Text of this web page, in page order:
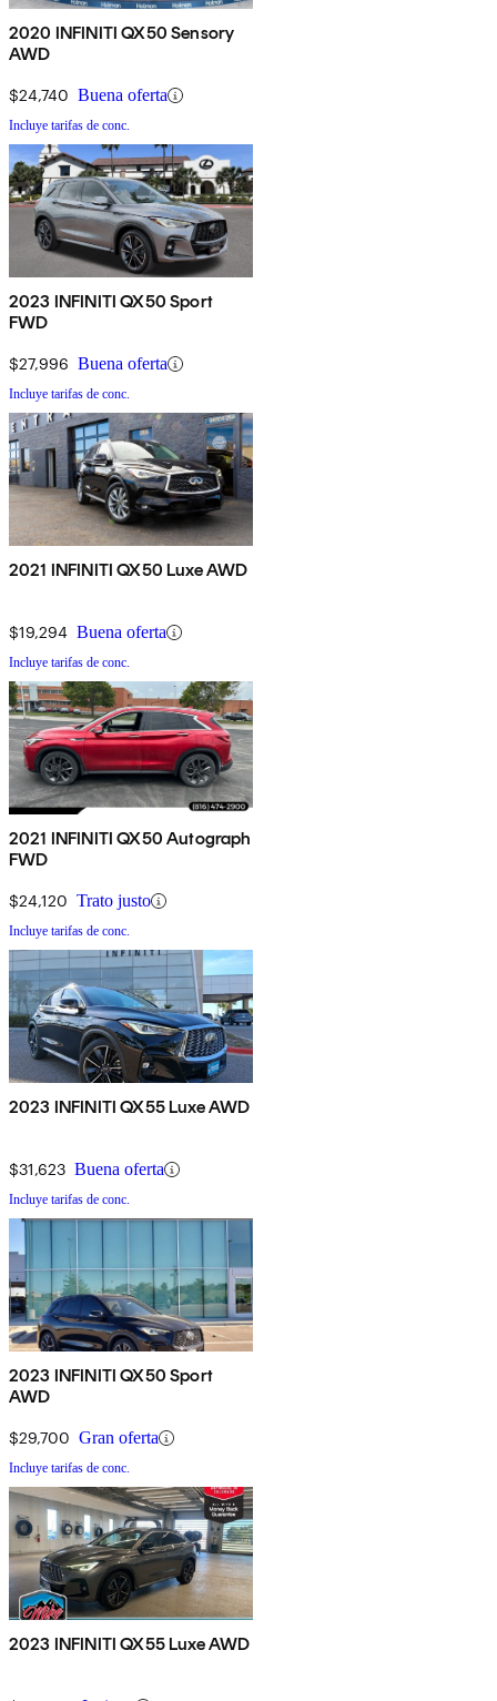
2020 INFINITI QX50 Sensory
AWD
$24,740 Buena oferta
Incluye tarifas de conc.
2023 INFINITI QX50 Sport
FWD
$27,996 Buena oferta
Incluye tarifas de conc.
2021 INFINITI QX50 Luxe AWD
$19,294 Buena oferta
Incluye tarifas de conc.
2021 INFINITI QX50 Autograph
FWD
$24,120 Trato justo
Incluye tarifas de conc.
2023 INFINITI QX55 Luxe AWD
$31,623 Buena oferta
Incluye tarifas de conc.
2023 INFINITI QX50 Sport
AWD
$29,700 Gran oferta
Incluye tarifas de conc.
2023 INFINITI QX55 Luxe AWD